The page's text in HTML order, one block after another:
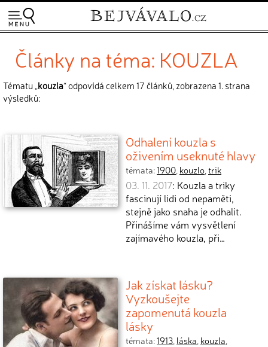
Články na téma: KOUZLA
Tématu „kouzla“ odpovídá celkem 17 článků, zobrazena 1. strana
výsledků:
Odhalení kouzla s
oživením useknuté hlavy
témata:1900, kouzlo,trik
03. 11. 2017: Kouzla a triky
fascinují lidi od nepaměti,
stejně jako snaha je odhalit.
Přinášíme vám vysvětlení
zajímavého kouzla, při…
Jak získat lásku?
Vyzkoušejte
zapomenutá kouzla
lásky
témata:1913, láska, kouzla,